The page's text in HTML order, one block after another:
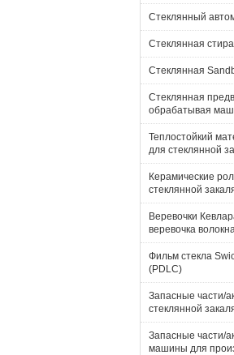
Стеклянный
Стеклянная
Стеклянная
Стеклянная
обрабатывая
Теплостойкий
для стеклянной
Керамические
стеклянной
Веревочки
веревочка
Фильм стекла
(PDLC)
Запасные части/
стеклянной
Запасные части/
машины для